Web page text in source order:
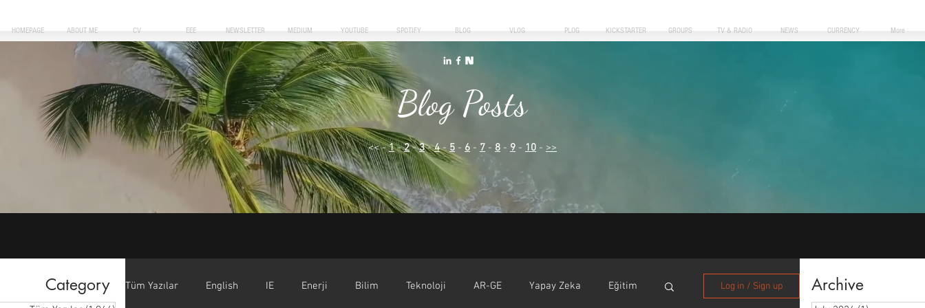
HOMEPAGE ABOUT ME CV EEE NEWSLETTER MEDIUM YOUTUBE SPOTIFY BLOG VLOG PLOG KICKSTARTER GROUPS TV & RADIO NEWS CURRENCY More
Blog Posts
<< - 1 - 2-3 -4 - 5 - 6 - 7 - 8 - 9 - 10 - >>
Category Tüm Yazılar English IE Enerji Bilim Teknoloji AR-GE Yapay Zeka Eğitim Log in / Sign up Archive